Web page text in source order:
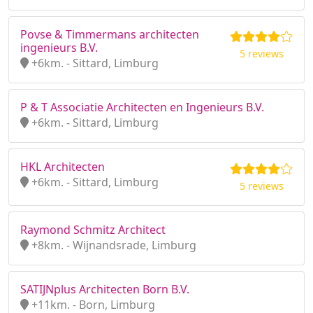
Povse & Timmermans architecten
ingenieurs B.V.
+6km. - Sittard, Limburg
5 reviews
P & T Associatie Architecten en Ingenieurs B.V.
+6km. - Sittard, Limburg
HKL Architecten
+6km. - Sittard, Limburg
5 reviews
Raymond Schmitz Architect
+8km. - Wijnandsrade, Limburg
SATIJNplus Architecten Born B.V.
+11km. - Born, Limburg